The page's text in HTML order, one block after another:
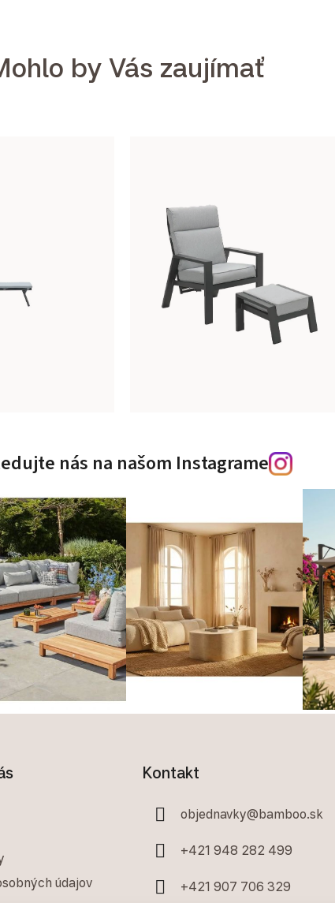
by Vás zaujímať
nás na našom Instagrame
údajov
Kontakt
objednavky@bamboo.sk
+421 948 282 499
+421 907 706 329